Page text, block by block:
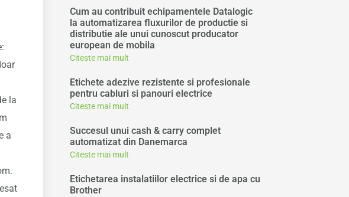
la
a
Cum au contribuit echipamentele Datalogic
la automatizarea fluxurilor de productie si
distributie ale unui cunoscut producator
european de mobila
Citeste mai mult
Etichete adezive rezistente si profesionale
pentru cabluri si panouri electrice
Citeste mai mult
Succesul unui cash & carry complet
automatizat din Danemarca
Citeste mai mult
Etichetarea instalatiilor electrice si de apa cu
Brother